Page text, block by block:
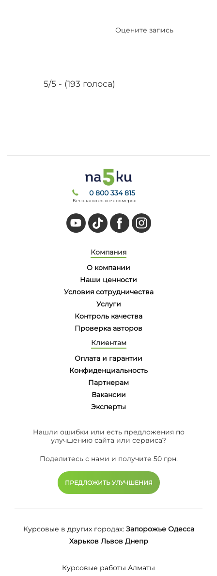
5/5 - (193 голоса)
Оцените запись
0 800 334 815
Бесплатно со всех номеров
Компания
О компании
Наши ценности
Условия сотрудничества
Услуги
Контроль качества
Проверка авторов
Клиентам
Оплата и гарантии
Конфиденциальность
Партнерам
Вакансии
Эксперты
Нашли ошибки или есть предложения по
улучшению сайта или сервиса?
Поделитесь с нами и получите 50 грн.
ПРЕДЛОЖИТЬ УЛУЧШЕНИЯ
Курсовые в других городах: Запорожье Одесса
Харьков Львов Днепр
Курсовые работы Алматы